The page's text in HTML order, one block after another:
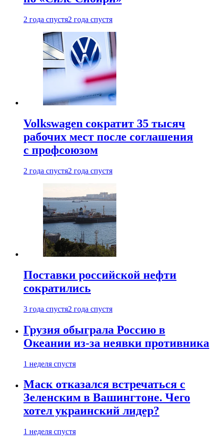
2 года спустя2 года спустя
Volkswagen сократит 35 тысяч
рабочих мест после соглашения
с профсоюзом
2 года спустя2 года спустя
Поставки российской нефти
сократились
3 года спустя2 года спустя
Грузия обыграла Россию в
Океании из-за неявки противника
1 неделя спустя
Маск отказался встречаться с
Зеленским в Вашингтоне. Чего
хотел украинский лидер?
1 неделя спустя